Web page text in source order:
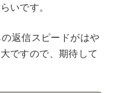
いです。
返信スピードがはや
ですので、期待して